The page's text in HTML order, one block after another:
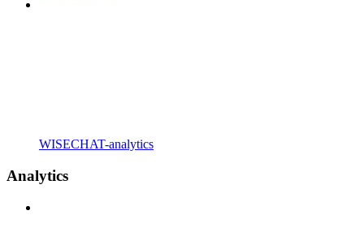
WISECHAT-analytics
Analytics